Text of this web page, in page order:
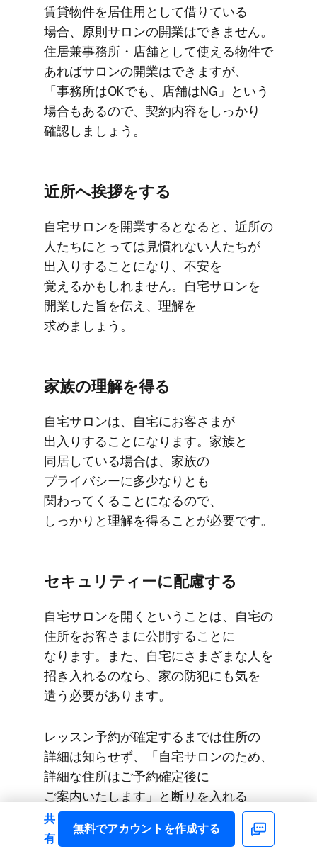
賃貸物件を​​居住用と​​して​​借りている​​
場合、​​原則サロンの​​開業は​​できません。​​
住居兼事務所・店舗と​​して​使える​​物件で​​
あれば​​サロンの​​開業は​​できますが、​​
「事務所は​​OKでも、​​店舗は​​NG」と​​いう​​
場合も​​あるので、​​契約内容を​​しっかり​​
確認しましょう。
近所へ​​挨拶を​​する
自宅サロンを​​開業すると​なると、​​近所の​​
人たちに​​とっては​​見慣れない​​人た​ちが​​
出入りする​​ことに​​なり、​​不安を​​
覚えるかもしれません。​​自宅サロンを​​
開業した​旨を​​伝え、​​理解を​​
求めましょう。
家族の​​理解を​​得る
自宅サロンは、​​自宅に​​お客さまが​​
出入りする​​ことに​​なります。​​家族と​​
同居している​​場合は、​​家族の​​
プライバシーに​​多少なりとも​​
関わってくる​​ことに​なるので、​​
しっかりと​​理解を​​得る​​ことが​​必要です。
セキュリティーに​​配慮する
自宅サロンを​​開くと​​いう​​ことは、​​自宅の​​
住所を​​お客さまに​​公開する​​ことに​​
なります。​​また、​​自宅に​​さまざまな​​人を​​
招き​入れるのなら、​​家の​​防犯にも​​気を​​
遣う​​必要が​​あります。
レッスン予約が​​確定するまでは​​住所の​​
詳細は​​知らせず、​​「自宅サロンの​​ため、​​
詳細な​​住所は​​ご予約確定後に​​
ご案内いたします」と​​断りを​​入れる​​
ことも​​可能でしょう。​また、​​お客さまが​​
レッスンに​​来た​際に​​自宅の​​外観などを​​
Facebook
共
有
無料で​アカウントを​作成する